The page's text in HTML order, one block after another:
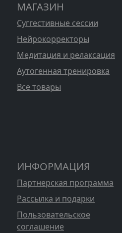
МАГАЗИН
Суггестивные сессии
Нейрокорректоры
Медитация и релаксация
Аутогенная тренировка
Все товары
ИНФОРМАЦИЯ
Партнерская программа
Рассылка и подарки
Пользовательское
соглашение